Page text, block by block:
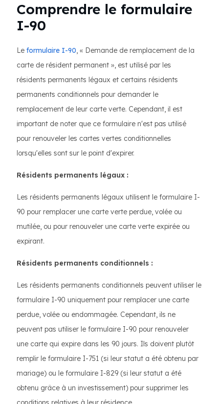
Comprendre le formulaire
I-90
Le formulaire I-90, « Demande de remplacement de la
carte de résident permanent », est utilisé par les
résidents permanents légaux et certains résidents
permanents conditionnels pour demander le
remplacement de leur carte verte. Cependant, il est
important de noter que ce formulaire n'est pas utilisé
pour renouveler les cartes vertes conditionnelles
lorsqu'elles sont sur le point d'expirer.
Résidents permanents légaux :
Les résidents permanents légaux utilisent le formulaire I-
90 pour remplacer une carte verte perdue, volée ou
mutilée, ou pour renouveler une carte verte expirée ou
expirant.
Résidents permanents conditionnels :
Les résidents permanents conditionnels peuvent utiliser le
formulaire I-90 uniquement pour remplacer une carte
perdue, volée ou endommagée. Cependant, ils ne
peuvent pas utiliser le formulaire I-90 pour renouveler
une carte qui expire dans les 90 jours. Ils doivent plutôt
remplir le formulaire I-751 (si leur statut a été obtenu par
mariage) ou le formulaire I-829 (si leur statut a été
obtenu grâce à un investissement) pour supprimer les